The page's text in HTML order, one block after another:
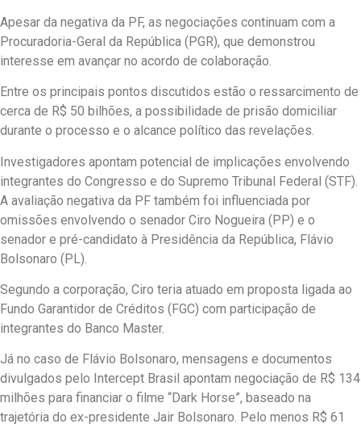
Apesar da negativa da PF, as negociações continuam com a
Procuradoria-Geral da República (PGR), que demonstrou
interesse em avançar no acordo de colaboração.
Entre os principais pontos discutidos estão o ressarcimento de
cerca de R$ 50 bilhões, a possibilidade de prisão domiciliar
durante o processo e o alcance político das revelações.
Investigadores apontam potencial de implicações envolvendo
integrantes do Congresso e do Supremo Tribunal Federal (STF).
A avaliação negativa da PF também foi influenciada por
omissões envolvendo o senador Ciro Nogueira (PP) e o
senador e pré-candidato à Presidência da República, Flávio
Bolsonaro (PL).
Segundo a corporação, Ciro teria atuado em proposta ligada ao
Fundo Garantidor de Créditos (FGC) com participação de
integrantes do Banco Master.
Já no caso de Flávio Bolsonaro, mensagens e documentos
divulgados pelo Intercept Brasil apontam negociação de R$ 134
milhões para financiar o filme “Dark Horse”, baseado na
trajetória do ex-presidente Jair Bolsonaro. Pelo menos R$ 61